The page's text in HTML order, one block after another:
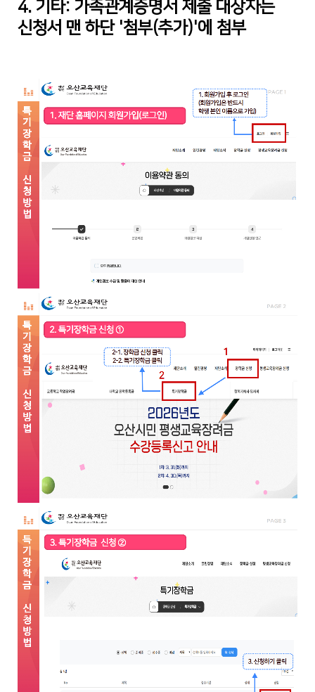
4. 기타: 가족관계증명서 제출 대상자는
신청서 맨 하단 '첨부(추가)'에 첨부